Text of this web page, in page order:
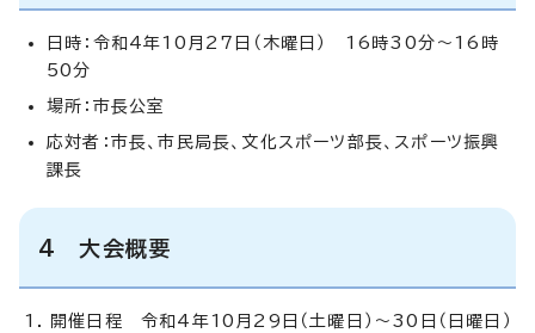
日時：令和4年10月27日（木曜日） 16時30分～16時
50分
場所：市長公室
応対者：市長、市民局長、文化スポーツ部長、スポーツ振興
課長
4 大会概要
開催日程 令和4年10月29日（土曜日）～30日（日曜日）